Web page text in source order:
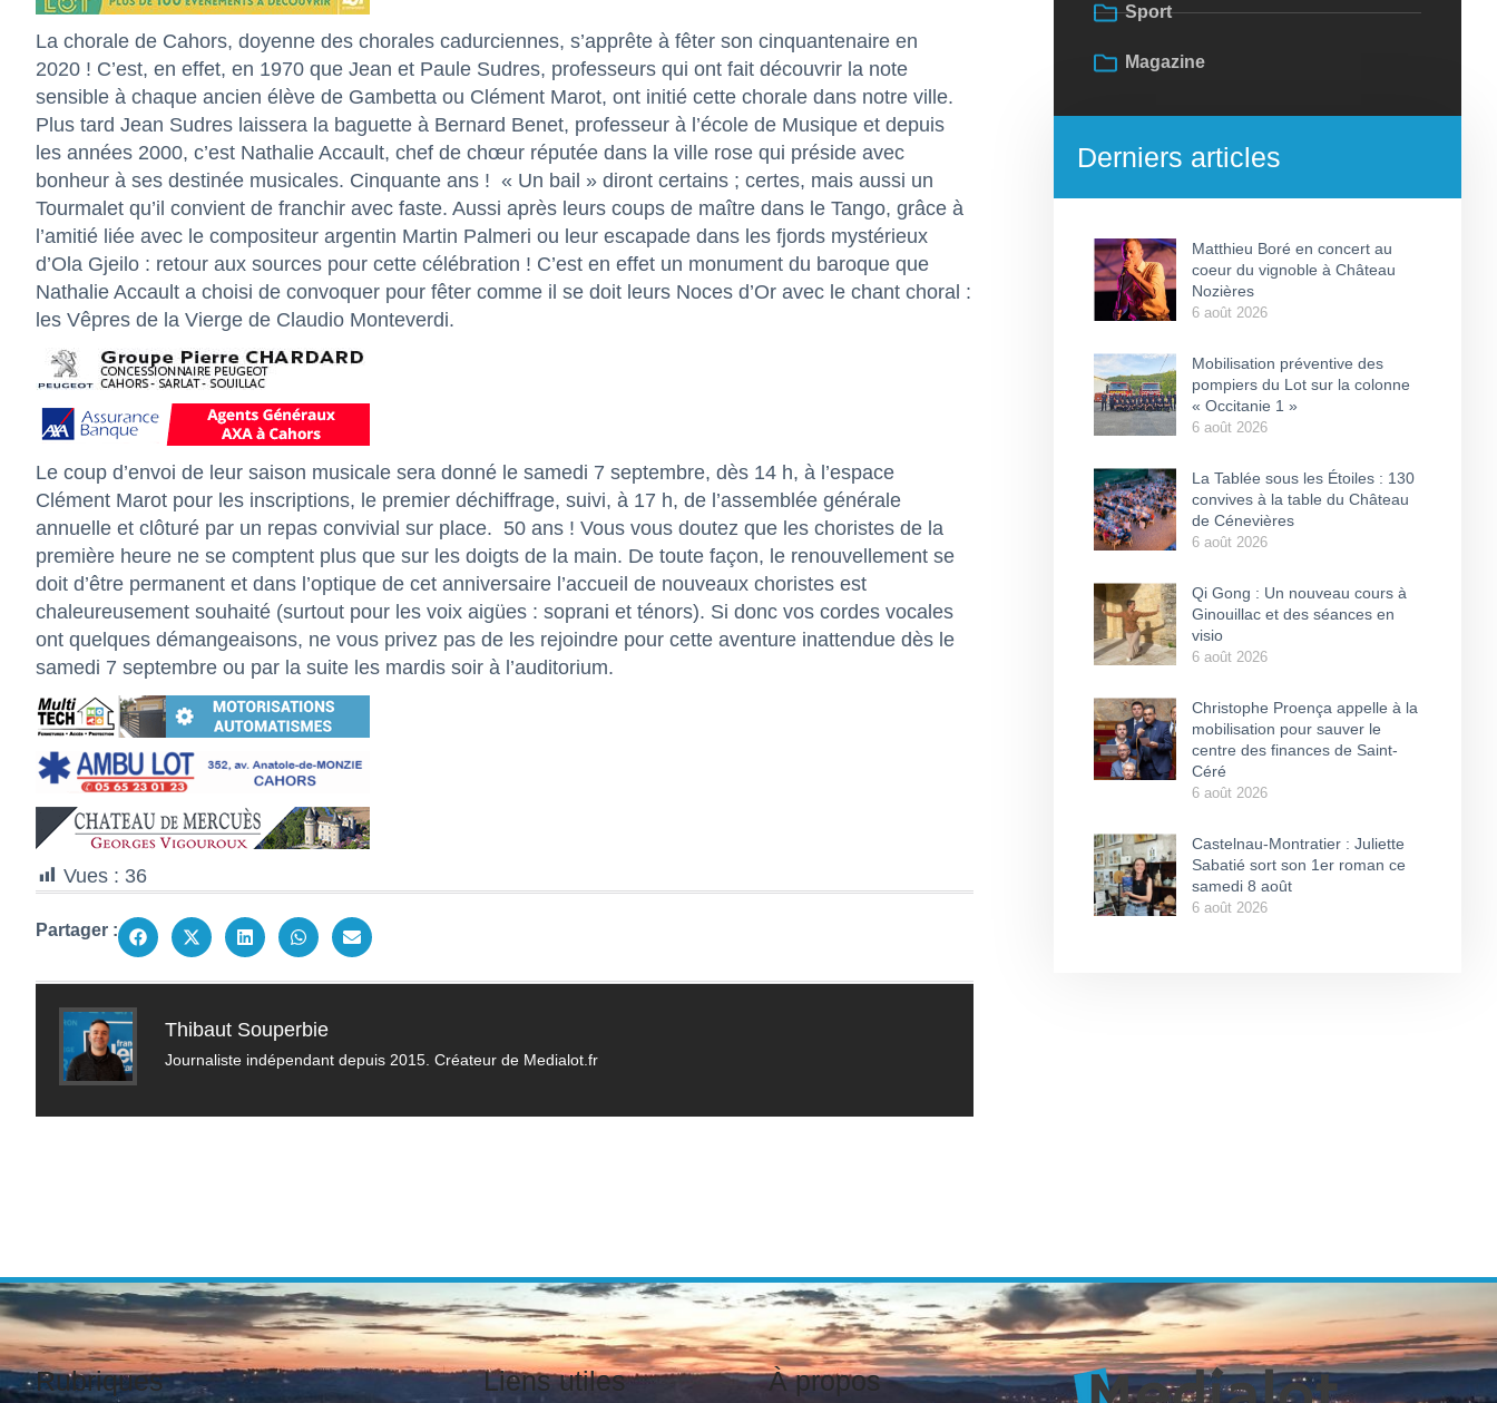
La chorale de Cahors, doyenne des chorales cadurciennes, s’apprête à fêter son cinquantenaire en
2020 ! C’est, en effet, en 1970 que Jean et Paule Sudres, professeurs qui ont fait découvrir la note
sensible à chaque ancien élève de Gambetta ou Clément Marot, ont initié cette chorale dans notre ville.
Plus tard Jean Sudres laissera la baguette à Bernard Benet, professeur à l’école de Musique et depuis
les années 2000, c’est Nathalie Accault, chef de chœur réputée dans la ville rose qui préside avec
bonheur à ses destinée musicales. Cinquante ans ! « Un bail » diront certains ; certes, mais aussi un
Tourmalet qu’il convient de franchir avec faste. Aussi après leurs coups de maître dans le Tango, grâce à
l’amitié liée avec le compositeur argentin Martin Palmeri ou leur escapade dans les fjords mystérieux
d’Ola Gjeilo : retour aux sources pour cette célébration ! C’est en effet un monument du baroque que
Nathalie Accault a choisi de convoquer pour fêter comme il se doit leurs Noces d’Or avec le chant choral :
les Vêpres de la Vierge de Claudio Monteverdi.
Le coup d’envoi de leur saison musicale sera donné le samedi 7 septembre, dès 14 h, à l’espace
Clément Marot pour les inscriptions, le premier déchiffrage, suivi, à 17 h, de l’assemblée générale
annuelle et clôturé par un repas convivial sur place. 50 ans ! Vous vous doutez que les choristes de la
première heure ne se comptent plus que sur les doigts de la main. De toute façon, le renouvellement se
doit d’être permanent et dans l’optique de cet anniversaire l’accueil de nouveaux choristes est
chaleureusement souhaité (surtout pour les voix aigües : soprani et ténors). Si donc vos cordes vocales
ont quelques démangeaisons, ne vous privez pas de les rejoindre pour cette aventure inattendue dès le
samedi 7 septembre ou par la suite les mardis soir à l’auditorium.
Vues : 36
Partager :
Thibaut Souperbie
Journaliste indépendant depuis 2015. Créateur de Medialot.fr
Sport
Magazine
Derniers articles
Matthieu Boré en concert au
coeur du vignoble à Château
Nozières
6 août 2026
Mobilisation préventive des
pompiers du Lot sur la colonne
« Occitanie 1 »
6 août 2026
La Tablée sous les Étoiles : 130
convives à la table du Château
de Cénevières
6 août 2026
Qi Gong : Un nouveau cours à
Ginouillac et des séances en
visio
6 août 2026
Christophe Proença appelle à la
mobilisation pour sauver le
centre des finances de Saint-
Céré
6 août 2026
Castelnau-Montratier : Juliette
Sabatié sort son 1er roman ce
samedi 8 août
6 août 2026
Rubriques Liens utiles À propos